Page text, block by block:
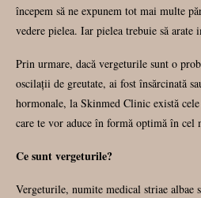
începem să ne expunem tot mai multe
vedere pielea. Iar pielea trebuie să arate
Prin urmare, dacă vergeturile sunt o
oscilații de greutate, ai fost însărcinată
hormonale, la Skinmed Clinic există
care te vor aduce în formă optimă în cel
Ce sunt vergeturile?
Vergeturile, numite medical striae albae